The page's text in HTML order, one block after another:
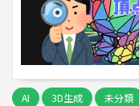
AI 3D生成 未分類